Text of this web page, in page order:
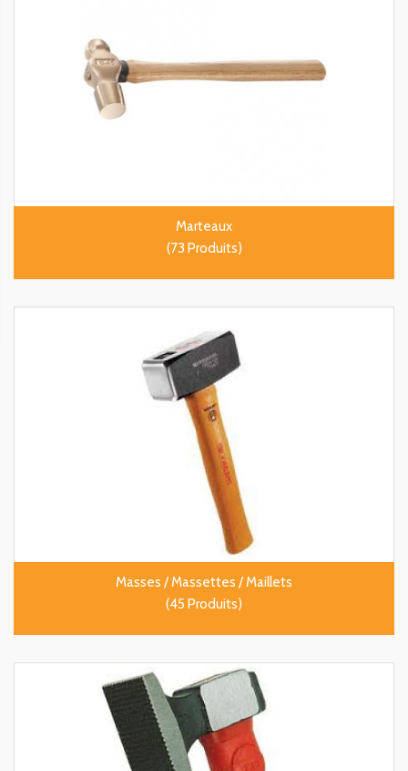
Marteaux
(73 Produits)
Masses / Massettes / Maillets
(45 Produits)